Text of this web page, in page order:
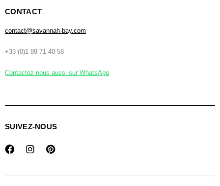
CONTACT
contact@savannah-bay.com
+33 (0)1 89 71 40 58
Contactez-nous aussi sur WhatsApp
SUIVEZ-NOUS